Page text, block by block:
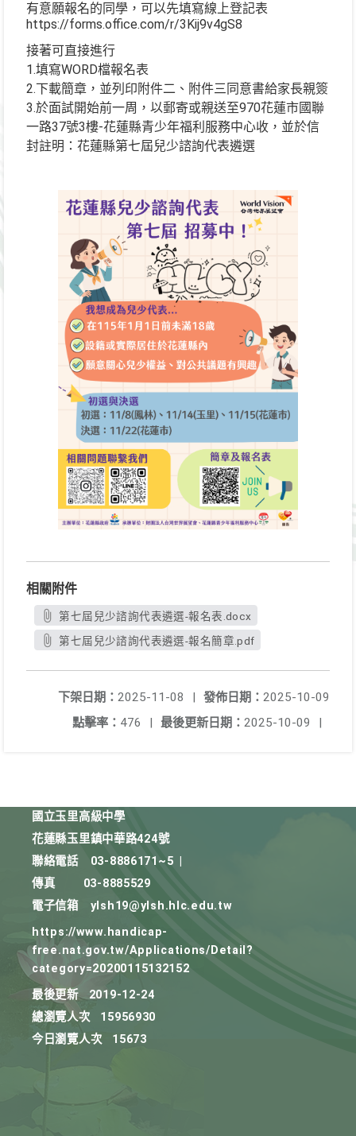
有意願報名的同學，可以先填寫線上登記表
https://forms.office.com/r/3Kij9v4gS8
接著可直接進行
1.填寫WORD檔報名表
2.下載簡章，並列印附件二、附件三同意書給家長親簽
3.於面試開始前一周，以郵寄或親送至970花蓮市國聯
一路37號3樓-花蓮縣青少年福利服務中心收，並於信
封註明：花蓮縣第七屆兒少諮詢代表遴選
相關附件
第七屆兒少諮詢代表遴選-報名表.docx
第七屆兒少諮詢代表遴選-報名簡章.pdf
發佈日期： 2025-10-09
下架日期： 2025-11-08
|
最後更新日期： 2025-10-09 |
點擊率： 476 |
國立玉里高級中學
花蓮縣玉里鎮中華路424號
聯絡電話
03-8886171~5
傳真
03-8885529
電子信箱
ylsh19@ylsh.hlc.edu.tw
https://www.handicap-
free.nat.gov.tw/Applications/Detail?
category=20200115132152
最後更新
2019-12-24
總瀏覽人次
15956930
今日瀏覽人次
15673